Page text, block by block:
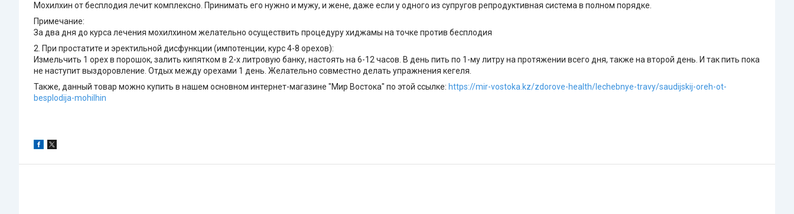
Мохилхин от бесплодия лечит комплексно. Принимать его нужно и мужу, и жене, даже если у одного из супругов репродуктивная система в полном порядке.
Примечание:
За два дня до курса лечения мохилхином желательно осуществить процедуру хиджамы на точке против бесплодия
2. При простатите и эректильной дисфункции (импотенции, курс 4-8 орехов):
Измельчить 1 орех в порошок, залить кипятком в 2-х литровую банку, настоять на 6-12 часов. В день пить по 1-му литру на протяжении всего дня, также на второй день. И так пить пока
не наступит выздоровление. Отдых между орехами 1 день. Желательно совместно делать упражнения кегеля.
Также, данный товар можно купить в нашем основном интернет-магазине "Мир Востока" по этой ссылке: https://mir-vostoka.kz/zdorove-health/lechebnye-travy/saudijskij-oreh-ot-
besplodija-mohilhin